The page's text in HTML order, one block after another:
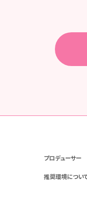
プロデューサー
推奨環境につい